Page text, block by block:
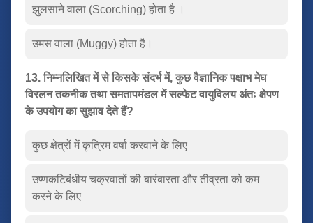
झुलसाने वाला (Scorching) होता है ।
उमस वाला (Muggy) होता है।
13. निम्नलिखित में से किसके संदर्भ में, कुछ वैज्ञानिक पक्षाभ मेघ
विरलन तकनीक तथा समतापमंडल में सल्फेट वायुविलय अंतः क्षेपण
के उपयोग का सुझाव देते हैं?
कुछ क्षेत्रों में कृत्रिम वर्षा करवाने के लिए
उष्णकटिबंधीय चक्रवातों की बारंबारता और तीव्रता को कम
करने के लिए